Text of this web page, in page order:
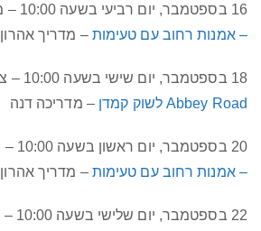
16 בספטמבר, יום רביעי בשעה 10:00 – מזרח לונדון –
– אמנות רחוב עם טעימות – מדריך אהרון
18 בספטמבר, יום שישי בשעה 10:00 – צפון מערב לונדון
Abbey Road לשוק קמדן
– מדריכה דנה
20 בספטמבר, יום ראשון בשעה 10:00 – מזרח לונדון –
– אמנות רחוב עם טעימות – מדריך אהרון
22 בספטמבר, יום שלישי בשעה 10:00 – מרכז לונדון –